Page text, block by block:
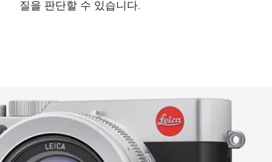
질을 판단할 수 있습니다.